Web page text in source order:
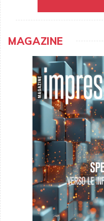
MAGAZINE